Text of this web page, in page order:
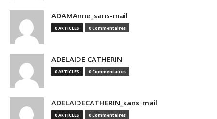
ADAMAnne_sans-mail
0 ARTICLES 0 Commentaires
ADELAIDE CATHERIN
0 ARTICLES 0 Commentaires
ADELAIDECATHERIN_sans-mail
0 ARTICLES 0 Commentaires